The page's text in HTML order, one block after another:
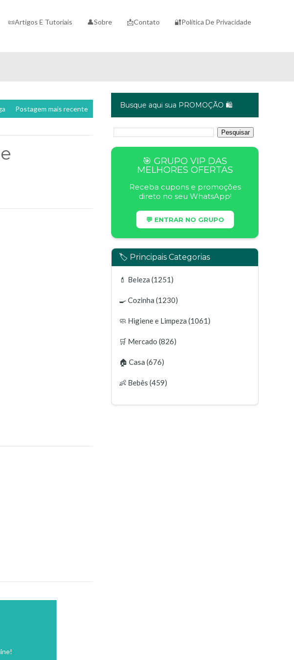
📜Artigos E Tutoriais 👤Sobre 📩Contato 🔐Política De Privacidade
Postagem mais recente
Busque aqui sua PROMOÇÃO 🛍️
🎯 GRUPO VIP DAS
MELHORES OFERTAS
Receba cupons e promoções
direto no seu WhatsApp!
💬 ENTRAR NO GRUPO
🏷️ Principais Categorias
💄 Beleza (1251)
🍳 Cozinha (1230)
🧼 Higiene e Limpeza (1061)
🛒 Mercado (826)
🏠 Casa (676)
👶 Bebês (459)